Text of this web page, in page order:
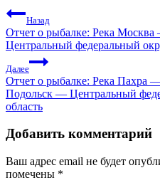
Назад
Отчет о рыбалке: Река
Центральный федеральный
Далее
Отчет о рыбалке: Река Пахра
Подольск — Центральный
область
Добавить комментарий
Ваш адрес email не будет
помечены *